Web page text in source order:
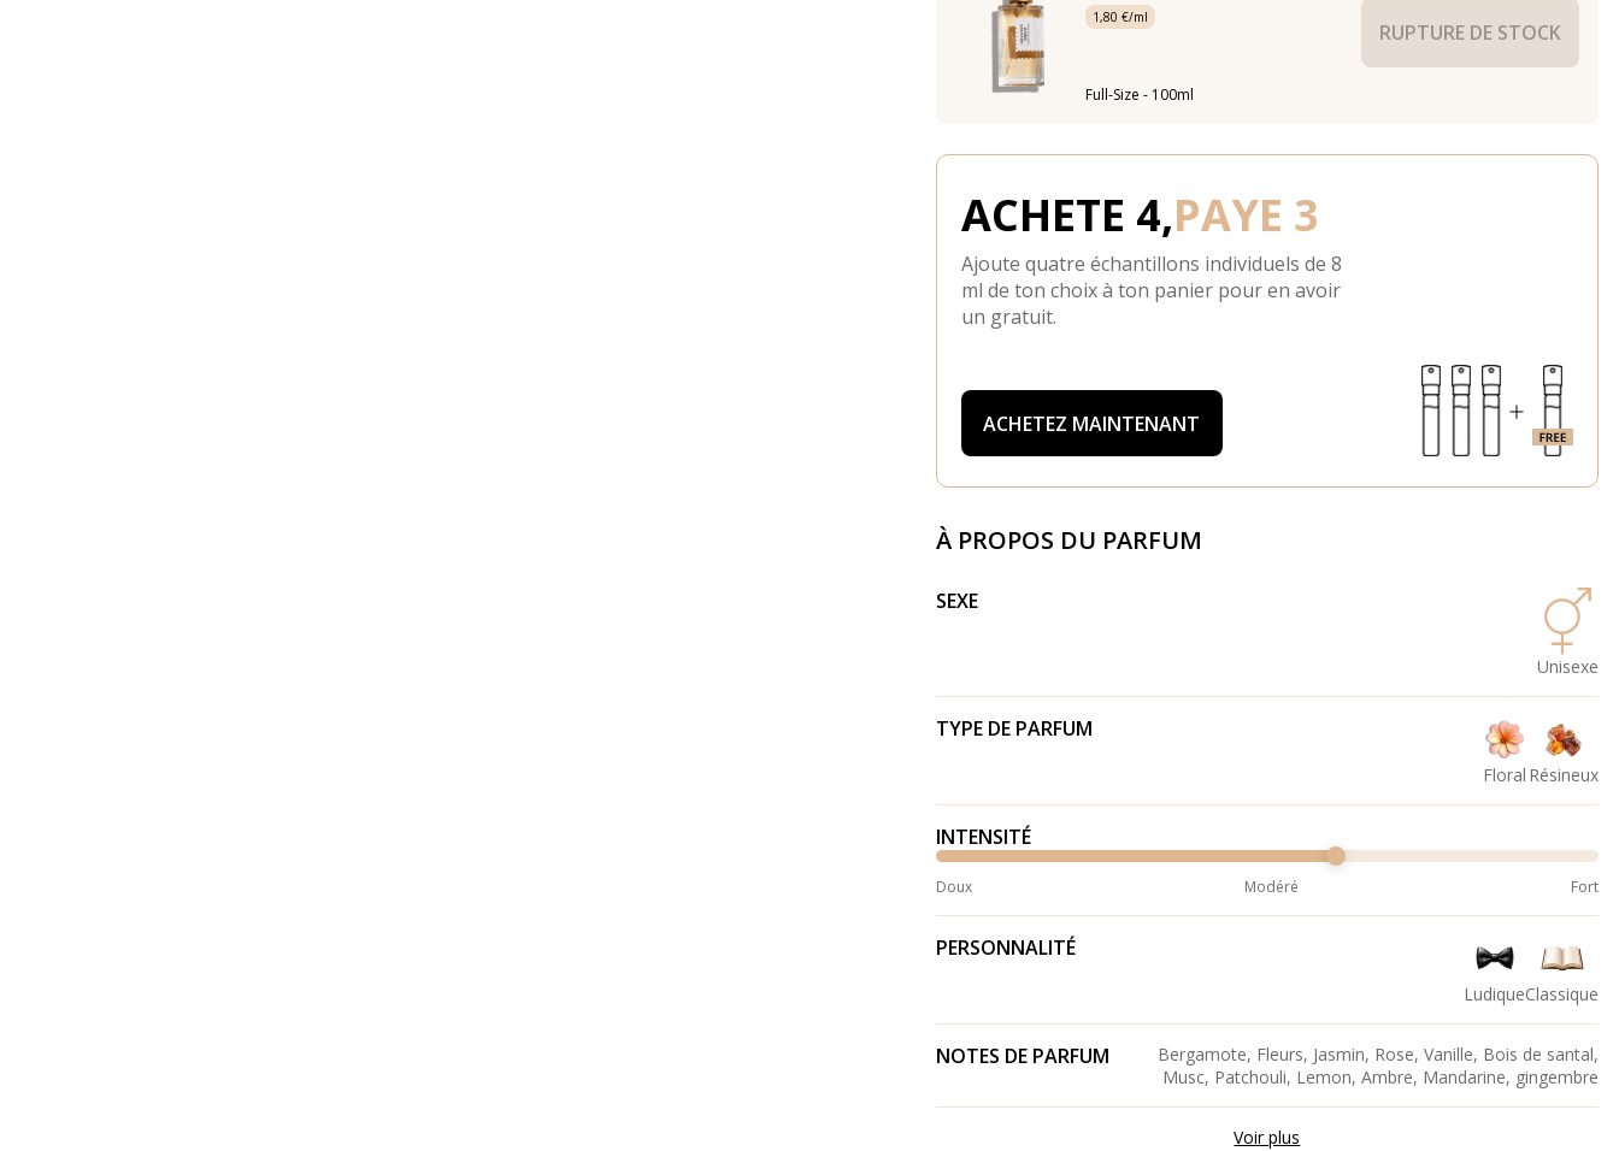
1,80 €/ml
Full-Size - 100ml
RUPTURE DE STOCK
ACHETE 4,PAYE 3
Ajoute quatre échantillons individuels de 8
ml de ton choix à ton panier pour en avoir
un gratuit.
ACHETEZ MAINTENANT
À PROPOS DU PARFUM
SEXE
Unisexe
TYPE DE PARFUM
Floral Résineux
INTENSITÉ
Doux Modéré Fort
PERSONNALITÉ
LudiqueClassique
NOTES DE PARFUM
Bergamote, Fleurs, Jasmin, Rose, Vanille, Bois de santal,
Musc, Patchouli, Lemon, Ambre, Mandarine, gingembre
Voir plus